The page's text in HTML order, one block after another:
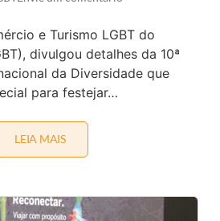
E
M
U
N
I
Í
P
A
U
e Turismo LGBT do
divulgou detalhes da 10ª
da Diversidade que
para festejar…
LEIA MAIS1
N
F